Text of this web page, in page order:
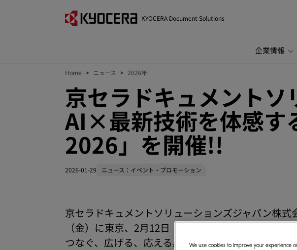
KYOCERA Document Solutions
企業情報
Home ニュース 2026年
京セラドキュメントソ
AI×最新技術を体感す
2026」を開催!!
2026-01-29 ニュース：イベント・プロモーション
京セラドキュメントソリューションズジャパン株
（金）に東京、2月12日（木）・2月13日（金）に
つなぐ、広げる、応える。～』を開催いたします。
We use cookies to improve your experience